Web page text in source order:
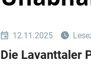
12.11.2025
Die Lavanttaler